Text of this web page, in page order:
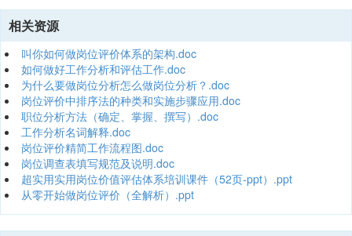
44 44 44 44 44 44 43 33 34 43 33 33 33 34 43 33 33 33 33 33 33 33
33 32 24 44 44 44 44 43 34 44 43 34 44 43 33 33 34 43 33 33
3035123392100296430700001000000000000000000000可上岗(on
job traini
97C502 1:对于可上岗(on job training)，需进一步接受辅导这一状态,作
业员操作时必须在工位上放置培训卡可独立工作 75 分This document
is only controlled by electronic method and valid in master list of
Procedures.Any copy or printing is not und
拷贝和打印文件均不受控.直 接 主 管 核 准Imm.Superior Signature 邓
宇峰部门/分部门/班/组/线Dept/Resposibile
Field00000000000000000000000000000000000000000000本表格
式可根据各部门实际情况作适当修改。不需要的技能This form partern
is subjected to be modifiedappropriately based upon each
Dept.actual situationUnnecessary qualification需具备该项技能/能力
Qualification required部门/分部门/班/组/线Dept/Resposibile
Field000000000000000000000000本表格式可根据各部门实际情况作
适当修改。This form partern is subjected to be modifiedappropriately
based upon each Dept.actual situation
相关资源
叫你如何做岗位评价体系的架构.doc
如何做好工作分析和评估工作.doc
为什么要做岗位分析怎么做岗位分析？.doc
岗位评价中排序法的种类和实施步骤应用.doc
职位分析方法（确定、掌握、撰写）.doc
工作分析名词解释.doc
岗位评价精简工作流程图.doc
岗位调查表填写规范及说明.doc
超实用实用岗位价值评估体系培训课件（52页-ppt）.ppt
从零开始做岗位评价（全解析）.ppt